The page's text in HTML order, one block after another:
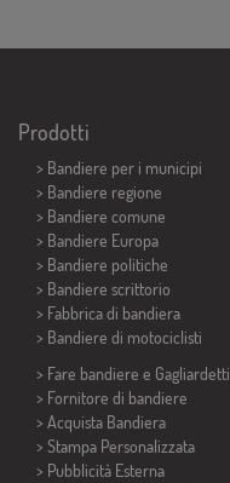
Prodotti
> Bandiere per i municipi
> Bandiere regione
> Bandiere comune
> Bandiere Europa
> Bandiere politiche
> Bandiere scrittorio
> Fabbrica di bandiera
> Bandiere di motociclisti
> Fare bandiere e Gagliardetti
> Fornitore di bandiere
> Acquista Bandiera
> Stampa Personalizzata
> Pubblicità Esterna